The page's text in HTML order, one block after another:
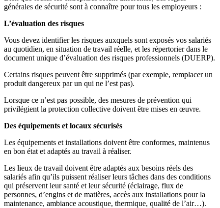
générales de sécurité sont à connaître pour tous les employeurs :
L’évaluation des risques
Vous devez identifier les risques auxquels sont exposés vos salariés
au quotidien, en situation de travail réelle, et les répertorier dans le
document unique d’évaluation des risques professionnels (DUERP).
Certains risques peuvent être supprimés (par exemple, remplacer un
produit dangereux par un qui ne l’est pas).
Lorsque ce n’est pas possible, des mesures de prévention qui
privilégient la protection collective doivent être mises en œuvre.
Des équipements et locaux sécurisés
Les équipements et installations doivent être conformes, maintenus
en bon état et adaptés au travail à réaliser.
Les lieux de travail doivent être adaptés aux besoins réels des
salariés afin qu’ils puissent réaliser leurs tâches dans des conditions
qui préservent leur santé et leur sécurité (éclairage, flux de
personnes, d’engins et de matières, accès aux installations pour la
maintenance, ambiance acoustique, thermique, qualité de l’air…).